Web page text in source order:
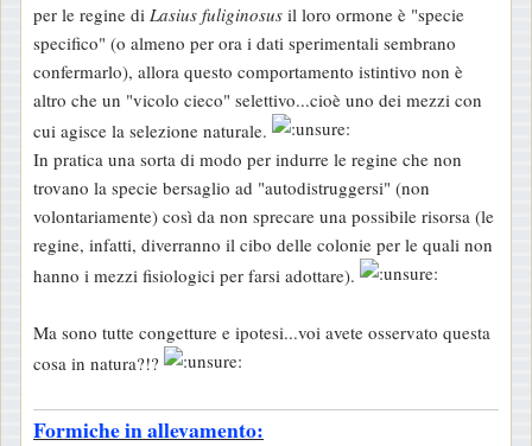
per le regine di Lasius fuliginosus il loro ormone è "specie
specifico" (o almeno per ora i dati sperimentali sembrano
confermarlo), allora questo comportamento istintivo non è
altro che un "vicolo cieco" selettivo...cioè uno dei mezzi con
cui agisce la selezione naturale.
In pratica una sorta di modo per indurre le regine che non
trovano la specie bersaglio ad "autodistruggersi" (non
volontariamente) così da non sprecare una possibile risorsa (le
regine, infatti, diverranno il cibo delle colonie per le quali non
hanno i mezzi fisiologici per farsi adottare).
Ma sono tutte congetture e ipotesi...voi avete osservato questa
cosa in natura?!?
Formiche in allevamento: